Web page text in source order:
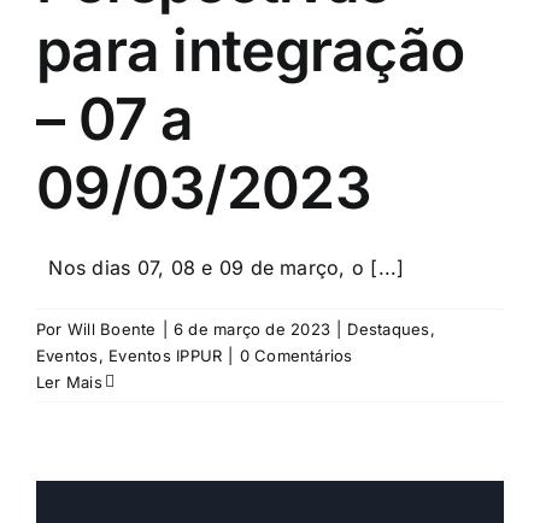
para integração
– 07 a
09/03/2023
Nos dias 07, 08 e 09 de março, o [...]
Por Will Boente 6 de março de 2023 Destaques,
Eventos, Eventos IPPUR
0 Comentários
Ler Mais